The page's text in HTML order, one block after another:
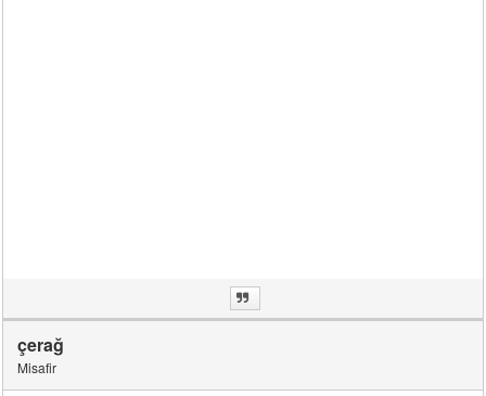
çerağ
Misafir